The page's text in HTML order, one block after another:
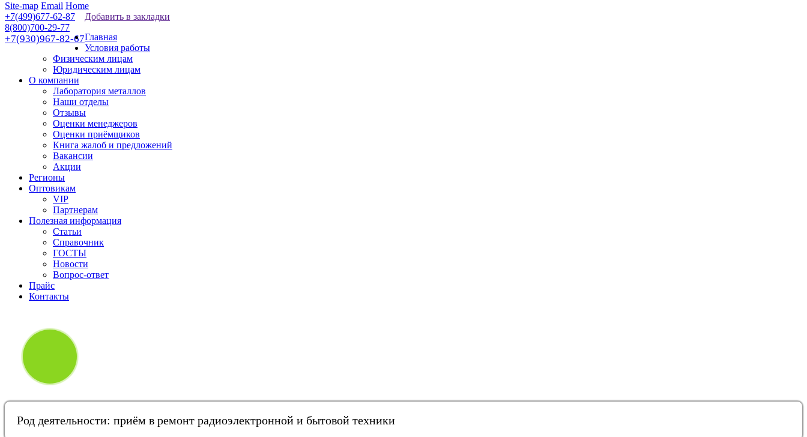
Site-map Email Home
+7(499)677-62-87
8(800)700-29-77
+7(930)967-82-67
Добавить в закладки
Главная
Условия работы
Физическим лицам
Юридическим лицам
О компании
Лаборатория металлов
Наши отделы
Отзывы
Оценки менеджеров
Оценки приёмщиков
Книга жалоб и предложений
Вакансии
Акции
Регионы
Оптовикам
VIP
Партнерам
Полезная информация
Статьи
Справочник
ГОСТЫ
Новости
Вопрос-ответ
Прайс
Контакты
Род деятельности: приём в ремонт радиоэлектронной и бытовой техники